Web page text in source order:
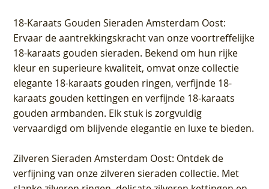
18-Karaats Gouden Sieraden Amsterdam Oost:
Ervaar de aantrekkingskracht van onze voortreffelijke
18-karaats gouden sieraden. Bekend om hun rijke
kleur en superieure kwaliteit, omvat onze collectie
elegante 18-karaats gouden ringen, verfijnde 18-
karaats gouden kettingen en verfijnde 18-karaats
gouden armbanden. Elk stuk is zorgvuldig
vervaardigd om blijvende elegantie en luxe te bieden.
Zilveren Sieraden Amsterdam Oost: Ontdek de
verfijning van onze zilveren sieraden collectie. Met